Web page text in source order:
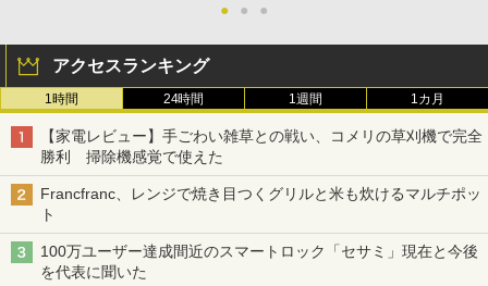
● ● ●
アクセスランキング
1時間 24時間 1週間 1カ月
【家電レビュー】手ごわい雑草との戦い、コメリの草刈機で完全
勝利 掃除機感覚で使えた
Francfranc、レンジで焼き目つくグリルと米も炊けるマルチポッ
ト
100万ユーザー達成間近のスマートロック「セサミ」現在と今後
を代表に聞いた